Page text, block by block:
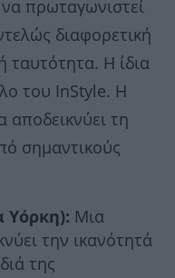
πρωταγωνιστεί
διαφορετική
ταυτότητα. Η ίδια
του InStyle. Η
αποδεικνύει τη
σημαντικούς
Υόρκη): Μια
την ικανότητά
της